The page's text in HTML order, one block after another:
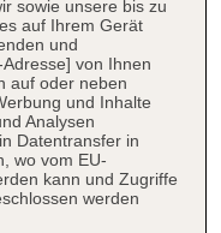
und 68
sowie unsere bis zu
auf Ihrem Gerät
und
von Ihnen
auf oder neben
und Inhalte
Analysen
Datentransfer in
wo vom EU-
kann und Zugriffe
werden